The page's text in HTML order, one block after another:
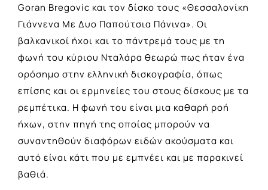
Goran Bregovic και τον δίσκο τους «Θεσσαλονίκη
Γιάννενα Με Δυο Παπούτσια Πάνινα». Οι
βαλκανικοί ήχοι και το πάντρεμά τους με τη
φωνή του κύριου Νταλάρα θεωρώ πως ήταν ένα
ορόσημο στην ελληνική δισκογραφία, όπως
επίσης και οι ερμηνείες του στους δίσκους με τα
ρεμπέτικα. Η φωνή του είναι μια καθαρή ροή
ήχων, στην πηγή της οποίας μπορούν να
συναντηθούν διαφόρων ειδών ακούσματα και
αυτό είναι κάτι που με εμπνέει και με παρακινεί
βαθιά.